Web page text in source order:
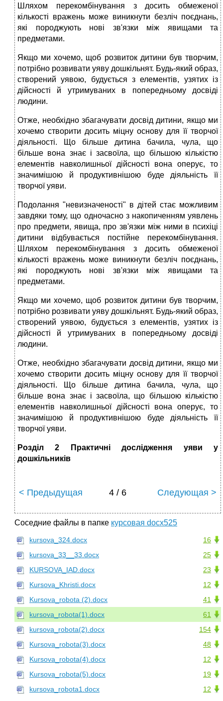
Шляхом перекомбінування з досить обмеженої
кількості вражень може виникнути безліч поєднань,
які породжують нові зв'язки між явищами та
предметами.
Якщо ми хочемо, щоб розвиток дитини був творчим,
потрібно розвивати уяву дошкільнят. Будь-який образ,
створений уявою, будується з елементів, узятих із
дійсності й утримуваних в попередньому досвіді
людини.
Отже, необхідно збагачувати досвід дитини, якщо ми
хочемо створити досить міцну основу для її творчої
діяльності. Що більше дитина бачила, чула, що
більше вона знає і засвоїла, що більшою кількістю
елементів навколишньої дійсності вона оперує, то
значимішою й продуктивнішою буде діяльність її
творчої уяви.
Подолання "невизначеності" в дітей стає можливим
завдяки тому, що одночасно з накопиченням уявлень
про предмети, явища, про зв'язки між ними в психіці
дитини відбувається постійне перекомбінування.
Шляхом перекомбінування з досить обмеженої
кількості вражень може виникнути безліч поєднань,
які породжують нові зв'язки між явищами та
предметами.
Якщо ми хочемо, щоб розвиток дитини був творчим,
потрібно розвивати уяву дошкільнят. Будь-який образ,
створений уявою, будується з елементів, узятих із
дійсності й утримуваних в попередньому досвіді
людини.
Отже, необхідно збагачувати досвід дитини, якщо ми
хочемо створити досить міцну основу для її творчої
діяльності. Що більше дитина бачила, чула, що
більше вона знає і засвоїла, що більшою кількістю
елементів навколишньої дійсності вона оперує, то
значимішою й продуктивнішою буде діяльність її
творчої уяви.
Розділ 2 Практичні дослідження уяви у
дошкільників
< Предыдущая 4 / 6 Следующая >
Соседние файлы в папке курсовая docx525
16
kursova_324.docx
25
kursova_33__33.docx
23
KURSOVA_IAD.docx
12
Kursova_Khristi.docx
41
Kursova_robota (2).docx
61
kursova_robota(1).docx
154
kursova_robota(2).docx
48
Kursova_robota(3).docx
12
Kursova_robota(4).docx
19
Kursova_robota(5).docx
12
kursova_robota1.docx